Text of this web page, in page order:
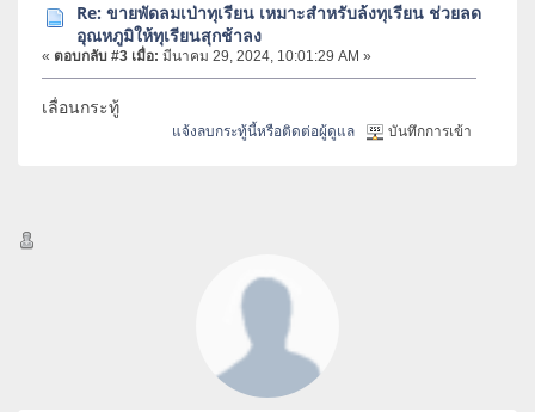
Re: ขายพัดลมเป่าทุเรียน เหมาะสำหรับล้งทุเรียน ช่วยลด
อุณหภูมิให้ทุเรียนสุกช้าลง
« ตอบกลับ #3 เมื่อ: มีนาคม 29, 2024, 10:01:29 AM »
เลื่อนกระทู้
แจ้งลบกระทู้นี้หรือติดต่อผู้ดูแล บันทึกการเข้า